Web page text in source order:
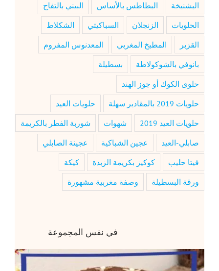
البشنيخة البطاطس بالأساس
البيني بالتفاح
الحلويات
الزنجلان السباكيتي
الشكلاط
القزبر
المطبخ المغربي
المعدنوس المفروم
بانوفي بالشوكولاطة
بسطيلة
حلوى الكوك أو جوز الهند
حلويات 2019 بالمقادير سهلة
حلويات العيد
حلويات العيد 2019
شهوات
شوربة الفطر بالكريمة
صابلي-العيد
عجين الشباكية
عجينة الصابلي
فيتا حليب
كوكيز بكريمة الزبدة
كيكة
ورقة البسطيلة
وصفة مغربية مشهورة
في نفس المجموعة